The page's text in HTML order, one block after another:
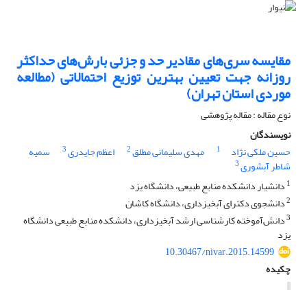
مقایسه سری‌های مقادیر حد و جزئی بارش‌های حداکثر
روزانه جهت تعیین بهترین توزیع احتمالاتی (مطالعه
موردی استان تهران)
نوع مقاله : مقاله پژوهشی
نویسندگان
حسین ملکی نژاد
1 مهدی سلیمانی مطلق2 اعظم جایدری3 سمیه
شاطر آبشوری3
1 دانشیار دانشکده منابع طبیعی، دانشگاه یزد
2دانشجوی دکترای آبخیزداری، دانشگاه کاشان
3دانش‌آموخته کارشناسی ارشد آبخیزداری، دانشکده منابع طبیعی دانشگاه
یزد
10.30467/nivar.2015.14599
چکیده